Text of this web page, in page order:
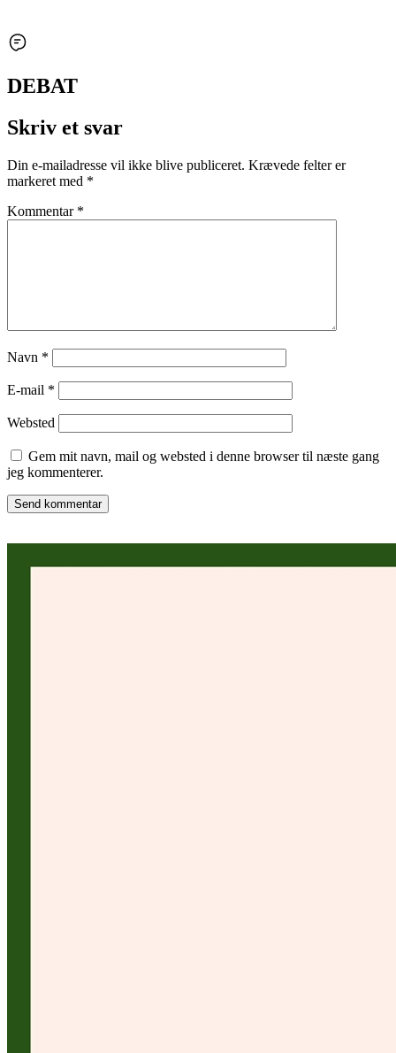
DEBAT
Skriv et svar
Din e-mailadresse vil ikke blive publiceret. Krævede felter er
markeret med *
Kommentar *
Navn *
E-mail *
Websted
Gem mit navn, mail og websted i denne browser til næste gang
jeg kommenterer.